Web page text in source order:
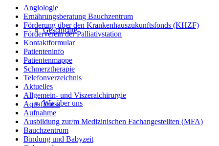
Geschichte
Wir über uns
Angiologie
Ernährungsberatung Bauchzentrum
Förderung über den Krankenhauszukunftsfonds (KHZF)
Förderverein der Palliativstation
Kontaktformular
Patienteninfo
Patientenmappe
Schmerztherapie
Telefonverzeichnis
Aktuelles
Allgemein- und Viszeralchirurgie
Aquafitness
Aufnahme
Ausbildung zur/m Medizinischen Fachangestellten (MFA)
Bauchzentrum
Bindung und Babyzeit